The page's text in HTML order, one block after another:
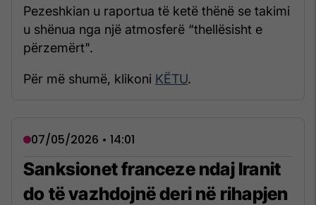
Pezeshkian u raportua të ketë thënë se takimi
u shënua nga një atmosferë “thellësisht e
përzemërt".
Për më shumë, klikoni KËTU.
07/05/2026 • 14:01
Sanksionet franceze ndaj Iranit
do të vazhdojnë deri në rihapjen